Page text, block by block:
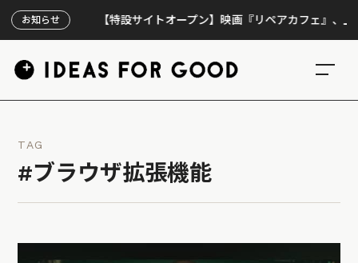
お知らせ【特設サイトオープン】映画『リペアカフェ』、上映300回
TAG
#ブラウザ拡張機能